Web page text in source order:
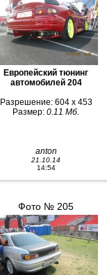
Европейский тюнинг
автомобилей 204
Разрешение: 604 x 453
Размер: 0.11 Мб.
anton
21.10.14
14:54
Фото № 205